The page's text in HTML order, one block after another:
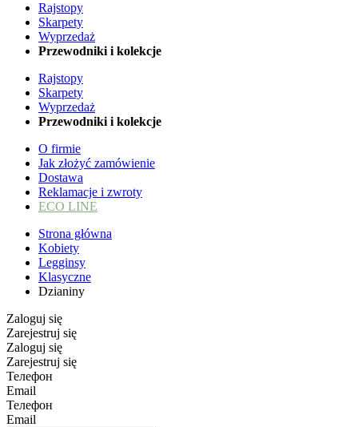
Rajstopy
Skarpety
Wyprzedaż
Przewodniki i kolekcje
Rajstopy
Skarpety
Wyprzedaż
Przewodniki i kolekcje
O firmie
Jak złożyć zamówienie
Dostawa
Reklamacje i zwroty
ECO LINE
Strona główna
Kobiety
Legginsy
Klasyczne
Dzianiny
Zaloguj się
Zarejestruj się
Zaloguj się
Zarejestruj się
Телефон
Email
Телефон
Email